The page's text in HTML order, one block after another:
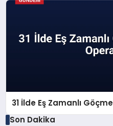
31 İlde Eş Zamanlı
Son Dakika